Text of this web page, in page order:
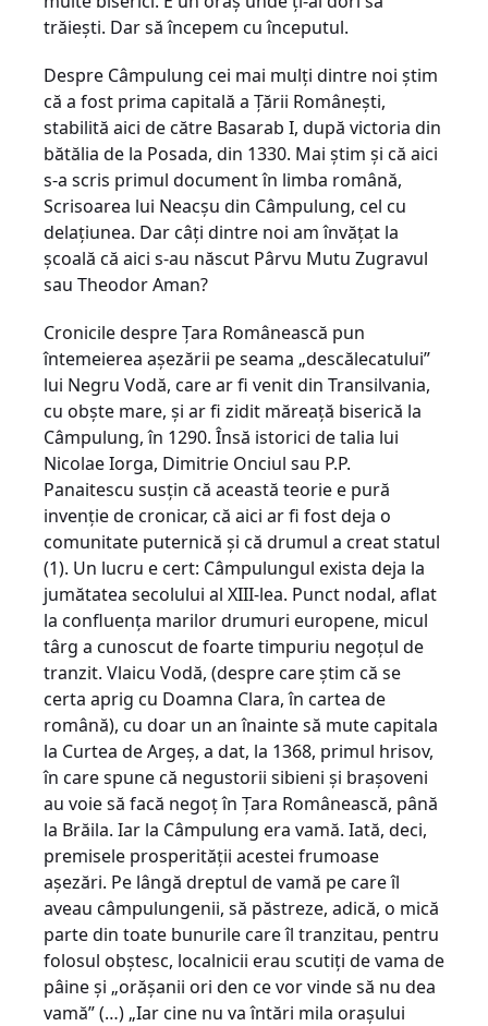
trăieşti. Dar să începem cu începutul.
Despre Câmpulung cei mai mulţi dintre noi ştim
că a fost prima capitală a Ţării Româneşti,
stabilită aici de către Basarab I, după victoria din
bătălia de la Posada, din 1330. Mai ştim şi că aici
s-a scris primul document în limba română,
Scrisoarea lui Neacşu din Câmpulung, cel cu
delaţiunea. Dar câţi dintre noi am învăţat la
şcoală că aici s-au născut Pârvu Mutu Zugravul
sau Theodor Aman?
Cronicile despre Ţara Românească pun
întemeierea aşezării pe seama „descălecatului”
lui Negru Vodă, care ar fi venit din Transilvania,
cu obşte mare, şi ar fi zidit măreaţă biserică la
Câmpulung, în 1290. Însă istorici de talia lui
Nicolae Iorga, Dimitrie Onciul sau P.P.
Panaitescu susţin că această teorie e pură
invenţie de cronicar, că aici ar fi fost deja o
comunitate puternică şi că drumul a creat statul
(1). Un lucru e cert: Câmpulungul exista deja la
jumătatea secolului al XIII-lea. Punct nodal, aflat
la confluenţa marilor drumuri europene, micul
târg a cunoscut de foarte timpuriu negoţul de
tranzit. Vlaicu Vodă, (despre care ştim că se
certa aprig cu Doamna Clara, în cartea de
română), cu doar un an înainte să mute capitala
la Curtea de Argeş, a dat, la 1368, primul hrisov,
în care spune că negustorii sibieni şi braşoveni
au voie să facă negoţ în Ţara Românească, până
la Brăila. Iar la Câmpulung era vamă. Iată, deci,
premisele prosperităţii acestei frumoase
aşezări. Pe lângă dreptul de vamă pe care îl
aveau câmpulungenii, să păstreze, adică, o mică
parte din toate bunurile care îl tranzitau, pentru
folosul obştesc, localnicii erau scutiţi de vama de
pâine şi „orăşanii ori den ce vor vinde să nu dea
vamă” (…) „Iar cine nu va întări mila oraşului